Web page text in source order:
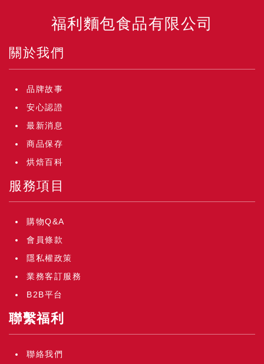
福利麵包食品有限公司
關於我們
品牌故事
安心認證
最新消息
商品保存
烘焙百科
服務項目
購物Q&A
會員條款
隱私權政策
業務客訂服務
B2B平台
聯繫福利
聯絡我們